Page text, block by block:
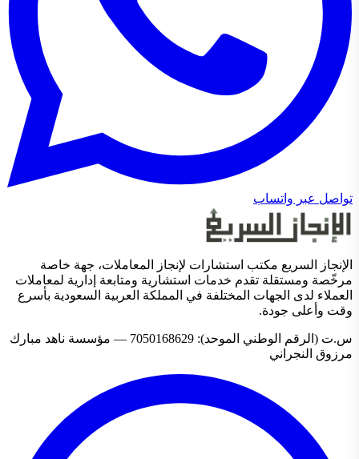
تواصل عبر واتساب
الإنجاز السريع مكتب استشارات لإنجاز المعاملات، جهة خاصة
مرخّصة ومستقلة تقدم خدمات استشارية ومتابعة إدارية لمعاملات
العملاء لدى الجهات المختلفة في المملكة العربية السعودية بأسرع
وقت وأعلى جودة.
س.ت (الرقم الوطني الموحد): 7050168629 — مؤسسة ناهد مبارك
مرزوق النجراني